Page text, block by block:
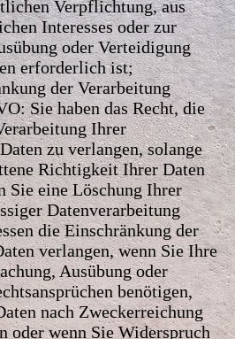
Verpflichtung, aus
Interesses oder zur
oder Verteidigung
erforderlich ist;
der Verarbeitung
Sie haben das Recht, die
Ihrer
zu verlangen, solange
Richtigkeit Ihrer Daten
Sie eine Löschung Ihrer
Datenverarbeitung
die Einschränkung der
verlangen, wenn Sie Ihre
Ausübung oder
benötigen,
nach Zweckerreichung
oder wenn Sie Widerspruch